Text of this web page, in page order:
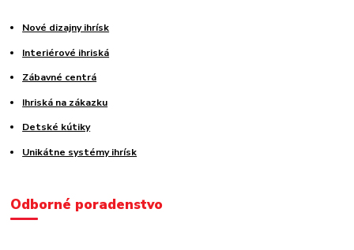
Nové dizajny ihrísk
Interiérové ihriská
Zábavné centrá
Ihriská na zákazku
Detské kútiky
Unikátne systémy ihrísk
Odborné poradenstvo